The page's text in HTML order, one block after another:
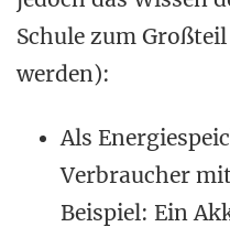
Schule zum
werden):
Als
Verbraucher
Beispiel: Ein